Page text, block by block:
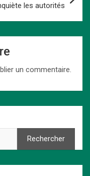
les autorités
un commentaire.
Rechercher